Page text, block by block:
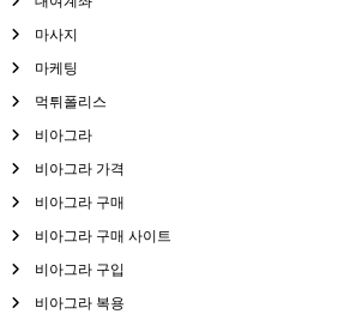
마사지
마케팅
먹튀폴리스
비아그라
비아그라 가격
비아그라 구매
비아그라 구매 사이트
비아그라 구입
비아그라 복용